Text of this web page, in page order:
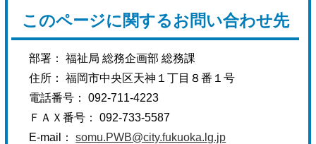
このページに関するお問い合わせ先
部署： 福祉局 総務企画部 総務課
住所： 福岡市中央区天神１丁目８番１号
電話番号： 092-711-4223
ＦＡＸ番号： 092-733-5587
E-mail：somu.PWB@city.fukuoka.lg.jp